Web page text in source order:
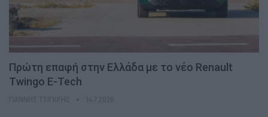
Πρώτη επαφή στην Ελλάδα με το νέο Renault
Twingo E-Tech